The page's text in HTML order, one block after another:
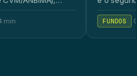
min FUNDOS